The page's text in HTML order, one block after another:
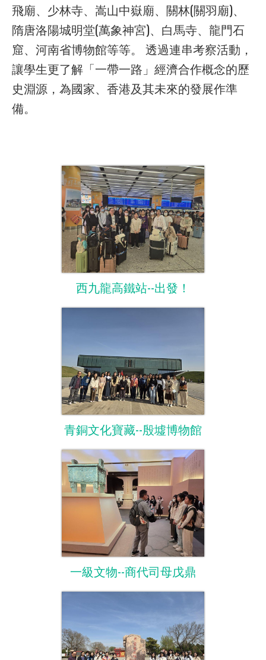
飛廟、少林寺、嵩山中嶽廟、關林(關羽廟)、
隋唐洛陽城明堂(萬象神宮)、白馬寺、龍門石
窟、河南省博物館等等。 透過連串考察活動，
讓學生更了解「一帶一路」經濟合作概念的歷
史淵源，為國家、香港及其未來的發展作準
備。
西九龍高鐵站--出發！
青銅文化寶藏--殷墟博物館
一級文物--商代司母戊鼎